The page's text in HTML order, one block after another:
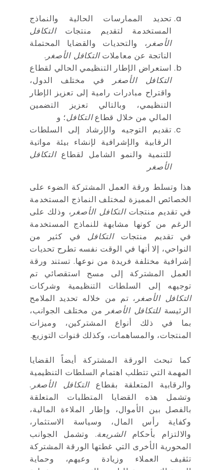
تحديد الممارسات الحالية والنماذج
المستخدمة لتقديم منتجاتالتكافل
الأصغر ، والتحديات والقضايا المحتملة
الناتجة عن معاملاتالتكافل الأصغر .
استعراض الإطار التنظيمي الحالي لقطاع
التكافل الأصغر
في مختلف الدول،
واقتراح مبادرات رامية إلى تعزيز الإطار
التنظيمي، وبالتالي تعزيز التضمين
المالي من خلال قطاعالتكافل؛ و
تقديم التوجيه والإرشاد إلى السلطات
الرقابية والإشرافية لإنشاء بيئة مواتية
للتنمية والنمو الشامل لقطاعالتكافل
الأصغر
هذا وتسلط ورقة العمل المشتركة الضوء على
الخصائص المميزة لمختلف النماذج المستخدمة
في تقديم منتجاتالتكافل الأصغر ، وذلك على
الرغم من كونها مشابهة للنماذج المستخدمة
في تقديم منتجاتالتكافل في كثير من
النواحي، إلا أنها في الوقت نفسه تطرح تحديات
إشرافية مختلفة فريدة من نوعها. تستند ورقة
العمل المشتركة إلى مسح استقصائي تم
توجيهه إلى السلطات التنظيمية وشركات
التكافل الأصغر ، تم من خلاله تحديد الملامح
الرئيسةللتكافل الأصغر من مختلف الجوانب،
بما في ذلك أنواع المشتركين، وميزات
المنتجات، والمساهمات، وكذلك قنوات التوزيع.
كما تبحث الورقة المشتركة أيضاً القضايا
المهمة التي تتطلب اهتمام السلطات التنظيمية
والرقابية المتعلقة بقطاعالتكافل الأصغر .
وتشمل هذه القضايا المتطلبات المتعلقة
بالفصل بين الأموال، وإطار الملاءة المالية،
وكفاية رأس المال، وسياسة الاستثمار،
والالتزام بأحكامالشريعة. وتشمل الجوانب
المحورية الأخرى التي غطتها الورقة المشتركة
تثقيف العملاء وزيادة وعيهم، وحماية